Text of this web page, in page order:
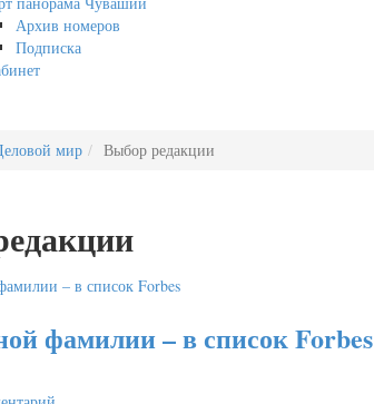
Архив номеров
Подписка
мир Выбор редакции
фамилии – в список Forbes